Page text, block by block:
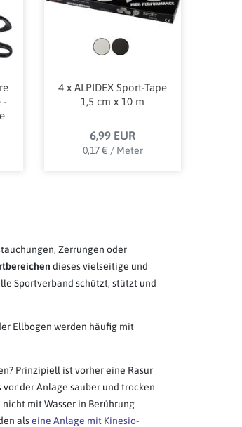
-
4 x ALPIDEX Sport-Tape
1,5 cm x 10 m
6,99 EUR
0,17 € / Meter
Zerrungen oder
dieses vielseitige und
Sportverband schützt, stützt und
Ellbogen werden häufig mit
Prinzipiell ist vorher eine Rasur
der Anlage sauber und trocken
mit Wasser in Berührung
alseine Anlage mit Kinesio-